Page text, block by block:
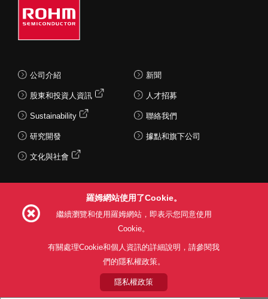
公司介紹
股東和投資人資訊
Sustainability
研究開發
文化與社會
新聞
人才招募
聯絡我們
據點和旗下公司
利用目的 隱私權政策
關於本公司產品銷售之標準條款(PDF)
羅姆網站使用了Cookie。
繼續瀏覽和使用羅姆網站，即表示您同意使用
Cookie。
有關處理Cookie和個人資訊的詳細說明，請參閱我
們的隱私權政策。
隱私權政策